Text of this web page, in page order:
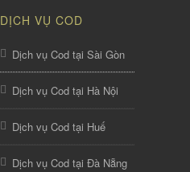
DỊCH VỤ COD
Dịch vụ Cod tại Sài Gòn
Dịch vụ Cod tại Hà Nội
Dịch vụ Cod tại Huế
Dịch vụ Cod tại Đà Nẵng